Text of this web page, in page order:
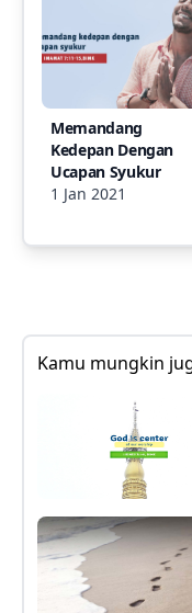
Memandang
Kedepan Dengan
Ucapan Syukur
1 Jan 2021
Kamu mungkin